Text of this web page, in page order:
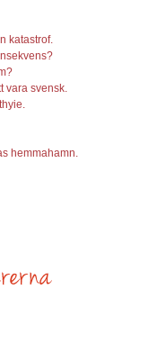
katastrof.
vara svensk.
hemmahamn.